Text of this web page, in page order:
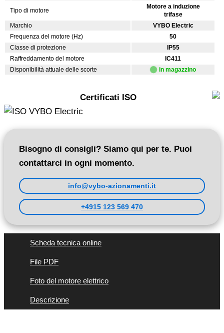
Tipo di motore
Motore a induzione
trifase
Marchio
VYBO Electric
Frequenza del motore (Hz)
50
Classe di protezione
IP55
Raffreddamento del motore
IC411
Disponibilità attuale delle scorte
in magazzino
Certificati ISO
Bisogno di consigli? Siamo qui per te. Puoi
contattarci in ogni momento.
info@vybo-azionamenti.it
+4915 123 569 470
Scheda tecnica online
File PDF
Foto del motore elettrico
Descrizione